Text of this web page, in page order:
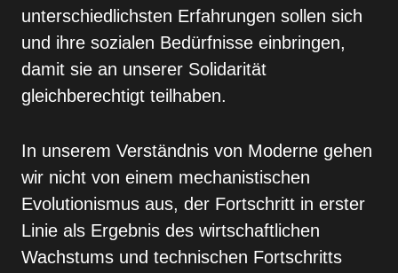
unterschiedlichsten Erfahrun­gen sollen sich
und ihre sozialen Bedürfnisse einbrin­gen,
damit sie an unserer Solidarität
gleichberechtigt teilhaben.
In unserem Verständnis von Moderne gehen
wir nicht von einem mechanistischen
Evolutionismus aus, der Fortschritt in erster
Linie als Ergebnis des wirtschaft­lichen
Wachstums und technischen Fortschritts